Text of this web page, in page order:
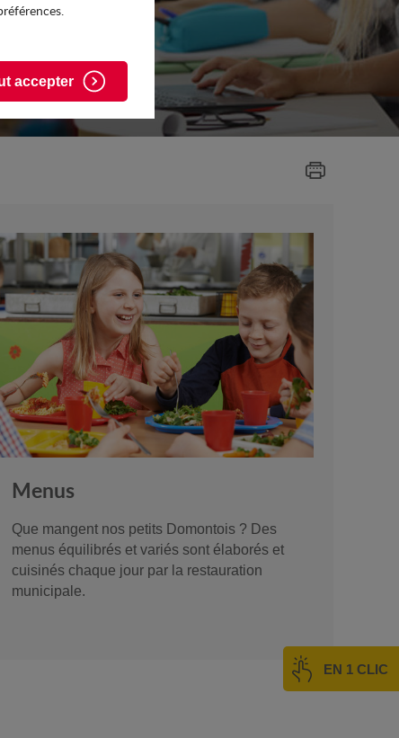
accepter
EN 1 CLIC
Menus
Que mangent nos petits Domontois ? Des
menus équilibrés et variés sont élaborés et
cuisinés chaque jour par la restauration
municipale.